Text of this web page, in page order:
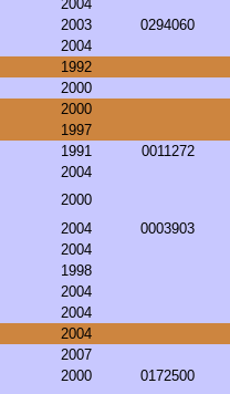
2004
2003
0294060
2004
1992
2000
2000
1997
1991
0011272
2004
2000
2004
0003903
2004
1998
2004
2004
2004
2007
2000
0172500